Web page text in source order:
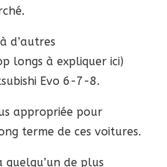
d’autres
longs à expliquer ici)
Evo 6-7-8.
appropriée pour
terme de ces voitures.
de plus